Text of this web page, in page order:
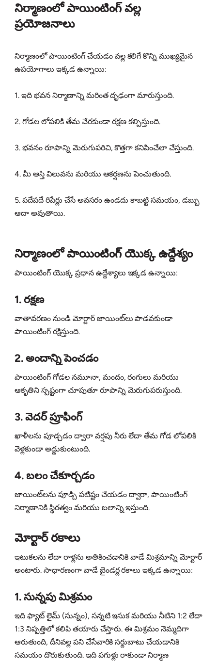
నిర్మాణంలో పాయింటింగ్ వల్ల
ప్రయోజనాలు
నిర్మాణంలో పాయింటింగ్ చేయడం వల్ల కలిగే కొన్ని ముఖ్యమైన
ఉపయోగాలు ఇక్కడ ఉన్నాయి:
1. ఇది భవన నిర్మాణాన్ని మరింత దృఢంగా మారుస్తుంది.
2. గోడల లోపలికి తేమ చేరకుండా రక్షణ కల్పిస్తుంది.
3. భవనం రూపాన్ని మెరుగుపరిచి, కొత్తగా కనిపించేలా చేస్తుంది.
4. మీ ఆస్తి విలువను మరియు ఆకర్షణను పెంచుతుంది.
5. పదేపదే రిపేర్లు చేసే అవసరం ఉండదు కాబట్టి సమయం, డబ్బు
ఆదా అవుతాయి.
నిర్మాణంలో పాయింటింగ్ యొక్క ఉద్దేశ్యం
పాయింటింగ్ యొక్క ప్రధాన ఉద్దేశ్యాలు ఇక్కడ ఉన్నాయి:
1. రక్షణ
వాతావరణం నుండి మోర్టార్ జాయింట్‌లు పాడవకుండా
పాయింటింగ్ రక్షిస్తుంది.
2. అందాన్ని పెంచడం
పాయింటింగ్ గోడల నమూనా, మందం, రంగులు మరియు
ఆకృతిని స్పష్టంగా చూపుతూ రూపాన్ని మెరుగుపరుస్తుంది.
3. వెదర్ ప్రూఫింగ్
ఖాళీలను పూడ్చడం ద్వారా వర్షపు నీరు లేదా తేమ గోడ లోపలికి
వెళ్లకుండా అడ్డుకుంటుంది.
4. బలం చేకూర్చడం
జాయింట్‌లను పూడ్చి పటిష్టం చేయడం ద్వారా, పాయింటింగ్
నిర్మాణానికి స్థిరత్వం మరియు బలాన్ని ఇస్తుంది.
మోర్టార్ రకాలు
ఇటుకలను లేదా రాళ్లను అతికించడానికి వాడే మిశ్రమాన్ని మోర్టార్
అంటారు. సాధారణంగా వాడే బైండర్ల రకాలు ఇక్కడ ఉన్నాయి:
1. సున్నపు మిశ్రమం
ఇది ఫ్యాట్ లైమ్ (సున్నం), సన్నటి ఇసుక మరియు నీటిని 1:2 లేదా
1:3 నిష్పత్తిలో కలిపి తయారు చేస్తారు. ఈ మిశ్రమం నెమ్మదిగా
ఆరుతుంది, దీనివల్ల పని చేసేవారికి సర్దుబాటు చేయడానికి
సమయం దొరుకుతుంది. ఇది పగుళ్లు రాకుండా నిర్మాణ